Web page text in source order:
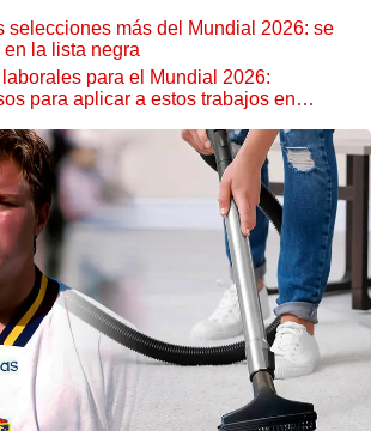
selecciones más del Mundial 2026: se
la lista negra
para el Mundial 2026:
para aplicar a estos trabajos en